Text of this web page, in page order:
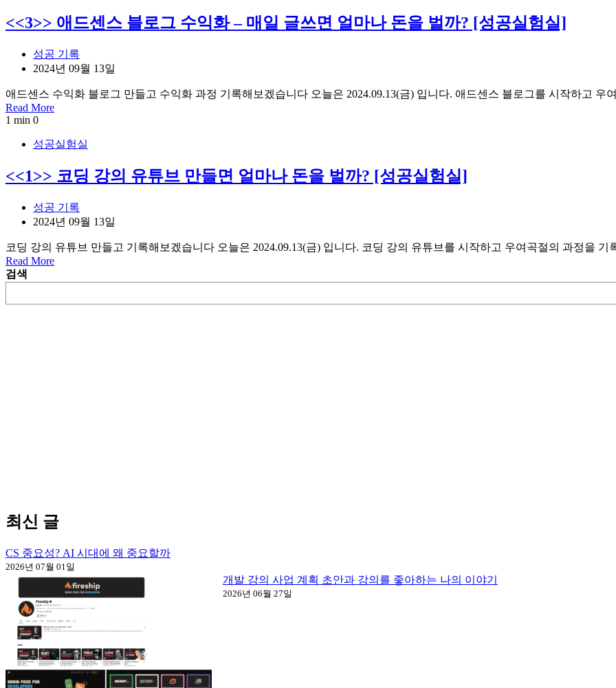
<<3>> 애드센스 블로그 수익화 – 매일 글쓰면 얼마나 돈을 벌까? [성공실험실]
성공 기록
2024년 09월 13일
애드센스 수익화 블로그 만들고 수익화 과정 기록해보겠습니다 오늘은 2024.09.13(금) 입니다. 애드센스 블로그를 시작하고 우
Read More
1 min 0
성공실험실
<<1>> 코딩 강의 유튜브 만들면 얼마나 돈을 벌까? [성공실험실]
성공 기록
2024년 09월 13일
코딩 강의 유튜브 만들고 기록해보겠습니다 오늘은 2024.09.13(금) 입니다. 코딩 강의 유튜브를 시작하고 우여곡절의 과정을
Read More
검색
최신 글
CS 중요성? AI 시대에 왜 중요할까
2026년 07월 01일
개발 강의 사업 계획 초안과 강의를 좋아하는 나의 이야기
2026년 06월 27일